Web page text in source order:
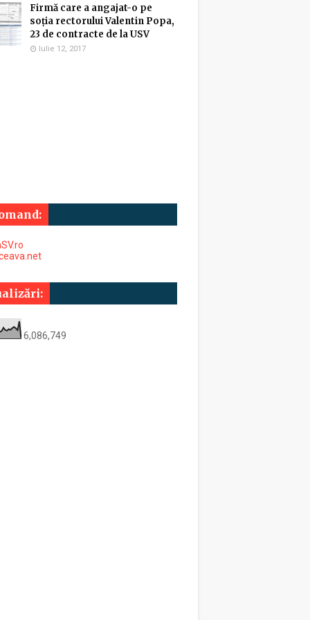
Firmă care a angajat-o pe
soția rectorului Valentin Popa,
23 de contracte de la USV
Iulie 12, 2017
6,086,749